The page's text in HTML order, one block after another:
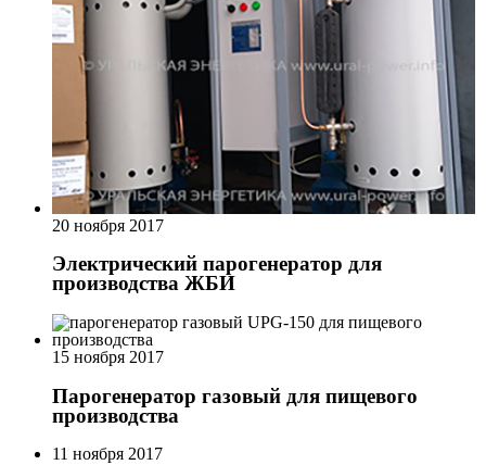
20 ноября 2017
Электрический парогенератор для
производства ЖБИ
15 ноября 2017
Парогенератор газовый для пищевого
производства
11 ноября 2017